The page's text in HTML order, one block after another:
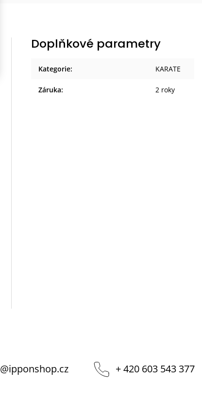
Doplňkové parametry
Kategorie: KARATE
Záruka: 2 roky
@ipponshop.cz + 420 603 543 377